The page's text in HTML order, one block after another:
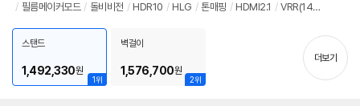
/ 필름메이커모드 / 돌비비전 / HDR10 / HLG / 톤매핑 / HDMI2.1 / VRR(144
25 / HDMI(전체): 3개 출시가: 2,690,000원
기
1위
스탠드
1,492,330원
2위
벽걸이
1,576,700원
더보기